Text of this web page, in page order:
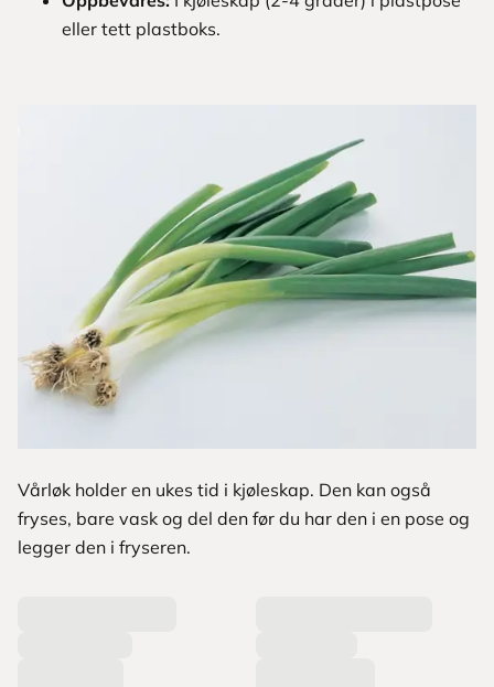
eller tett plastboks.
Vårløk holder en ukes tid i kjøleskap. Den kan også
fryses, bare vask og del den før du har den i en pose og
legger den i fryseren.